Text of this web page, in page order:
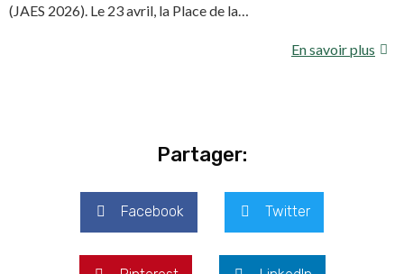
(JAES 2026). Le 23 avril, la Place de la…
En savoir plus
Partager:
Facebook Twitter